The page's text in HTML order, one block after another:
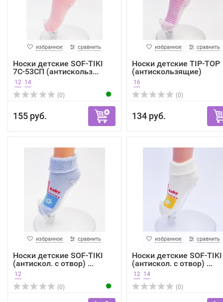
избранное сравнить
Носки детские SOF-TIKI
7С-53СП (антискольз...
12 14
(0)
155 руб.
избранное сравнить
Носки детские TIP-TOP
(антискользящие)
7С-54СП
16
(0)
134 руб.
избранное сравнить
Носки детские SOF-TIKI
(антискол. с отвор) ...
12
(0)
избранное сравнить
Носки детские SOF-TIKI
(антискол. с отвор) ...
12 14
(0)